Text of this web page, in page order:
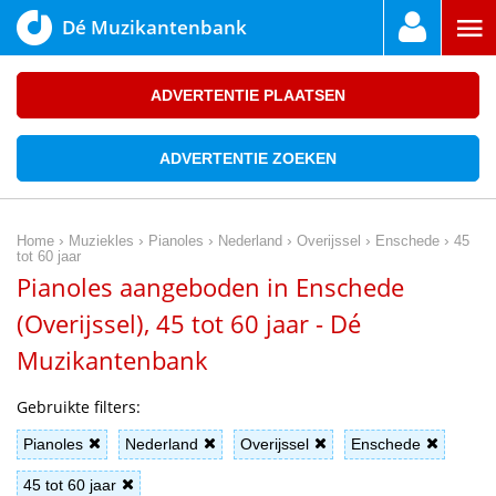
Dé Muzikantenbank
ADVERTENTIE PLAATSEN
ADVERTENTIE ZOEKEN
Home › Muziekles › Pianoles › Nederland › Overijssel › Enschede › 45
tot 60 jaar
Pianoles aangeboden in Enschede
(Overijssel), 45 tot 60 jaar - Dé
Muzikantenbank
Gebruikte filters:
Pianoles Nederland Overijssel Enschede
45 tot 60 jaar